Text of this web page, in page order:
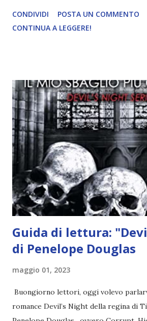
Compton Pubblicazione: 9 Maggio
Roberta Maresca e Anna Vivaldi Trama:
sua famiglia, Tiernan sa che dovrebbe
non riesce a provare nulla. Dopotutto
sola. Ad assumere la sua tutela per due
compia diciotto anni, è Jake Van der
suo padre, che vive insieme ai due figli,
casa sulle montagne del Colorado, tra i
in grado di affront...
CONDIVIDI
POSTA UN COMMENTO
CONTINUA A LEGGERE!
Guida di lettura:
di Penelope Douglas
maggio 01, 2023
Buongiorno lettori, oggi volevo
romance Devil’s Night della regina di